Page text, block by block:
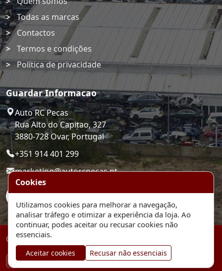
Todas as marcas
Contactos
Termos e condições
Política de privacidade
Guardar Informacao
Auto RC Pecas
Rua Alto do Capitao, 327
3880-728 Ovar, Portugal
+351 914 401 299
marketing@autorcpecas.pt
© 2026 Auto RC Pecas. Plataforma de comercio eletronico.
MB MB WAY VISA MASTERCARD TRANSFERENCIA
Cookies
Utilizamos cookies para melhorar a navegação,
analisar tráfego e otimizar a experiência da loja. Ao
continuar, podes aceitar ou recusar cookies não
essenciais.
Aceitar cookies Recusar não essenciais